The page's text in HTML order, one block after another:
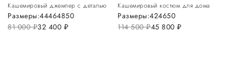
Кашемировый джемпер с деталью
81 000руб.32 400 руб.
Размеры:44464850
Кашемировый костюм для дома
114 500руб.45 800руб.
Размеры:424650